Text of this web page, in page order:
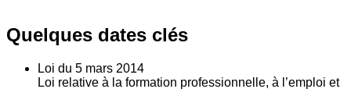
Quelques dates clés
Loi du 5 mars 2014
Loi relative à la formation professionnelle, à l’emploi et